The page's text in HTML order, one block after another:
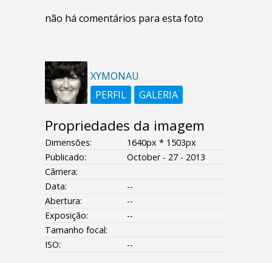
não há comentários para esta foto
XYMONAU
PERFIL
GALERIA
Propriedades da imagem
Dimensões:
1640px * 1503px
Publicado:
October - 27 - 2013
Câmera:
Data:
--
Abertura:
--
Exposição:
--
Tamanho focal:
ISO:
--